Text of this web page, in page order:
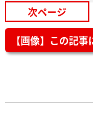
次ページ
【画像】この記